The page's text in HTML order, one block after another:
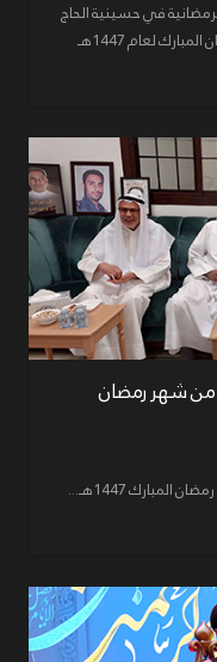
في حسينية الحاج
أحمد بن خميس في الليلة الثامنة من شهر رمضان المبارك لعام 1447هـ
زيارة المجالس القرآنية في القرية ليلة 8 من شهر رمضان